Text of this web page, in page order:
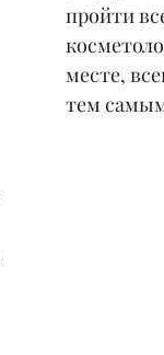
пройти
месте,
тем